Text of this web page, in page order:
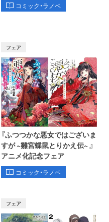
コミック・ラノベ
フェア
『ふつつかな悪女ではございま
すが ~雛宮蝶鼠とりかえ伝~ 』
アニメ化記念フェア
コミック・ラノベ
フェア